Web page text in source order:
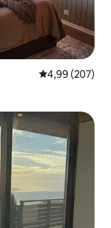
Gemiddelde
4,99 (207)